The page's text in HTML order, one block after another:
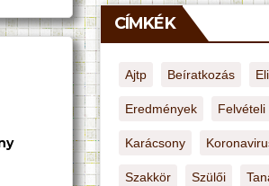
CÍMKÉK
Ajtp Beíratkozás
Eredmények Felvételi
Karácsony
Szakkör Szülői